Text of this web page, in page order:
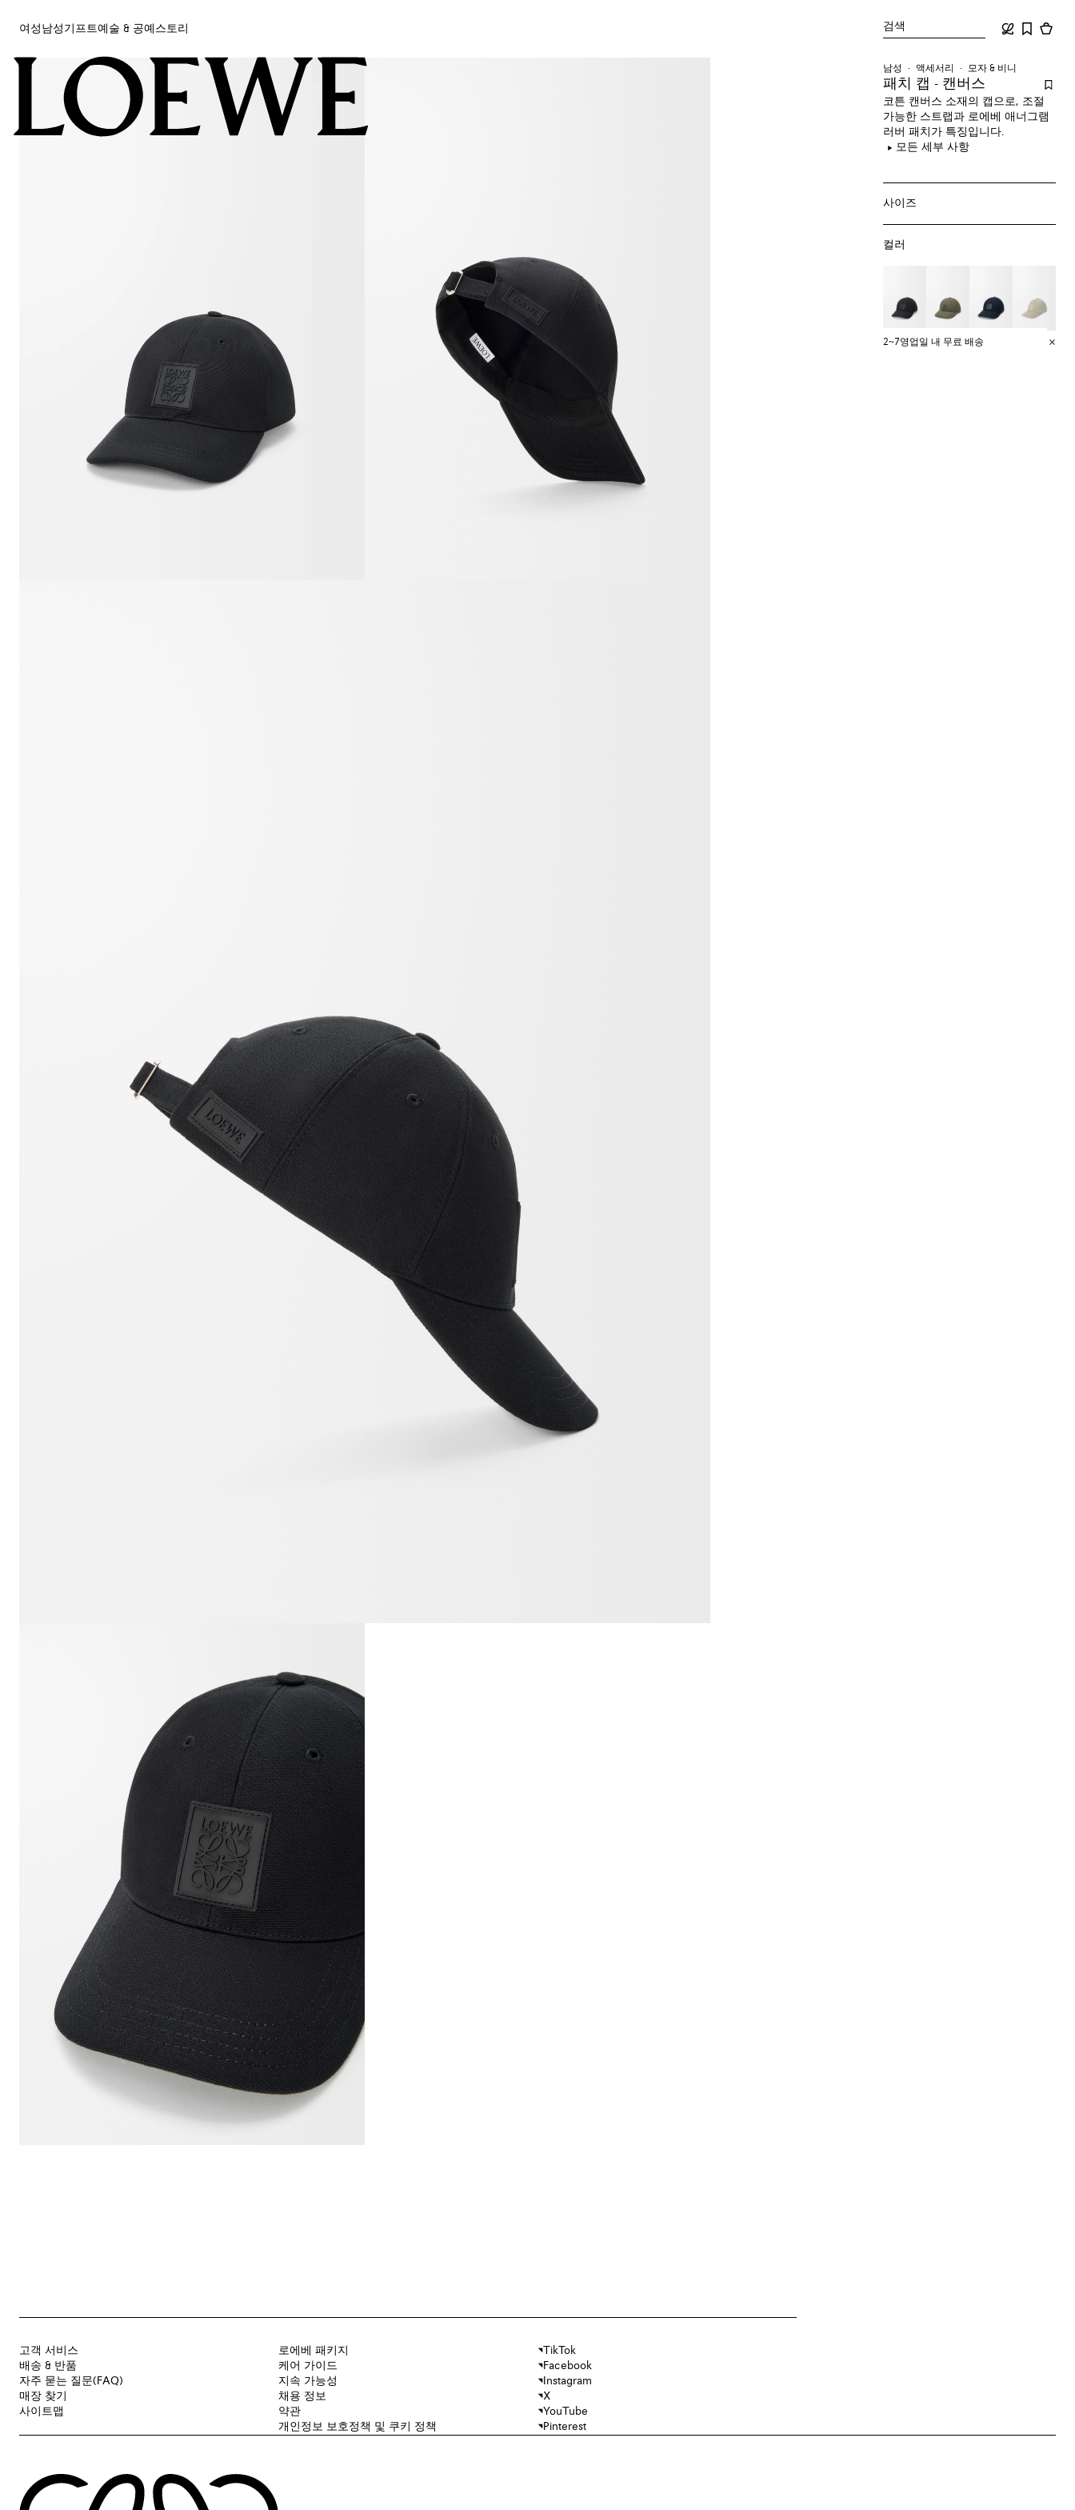
여성 남성 기프트예술 & 공예 스토리 검색
여성
예술 & 공예
남성 액세서리 모자 & 비니
패치 캡 - 캔버스
코튼 캔버스 소재의 캡으로, 조절
가능한 스트랩과 로에베 애너그램
러버 패치가 특징입니다.
모든 세부 사항
사이즈
컬러
2~7영업일 내 무료 배송
고객 서비스
배송 & 반품
자주 묻는 질문(FAQ)
매장 찾기
사이트맵
로에베 패키지
케어 가이드
지속 가능성
채용 정보
약관
개인정보 보호정책 및 쿠키 정책
TikTok
Facebook
Instagram
X
YouTube
Pinterest